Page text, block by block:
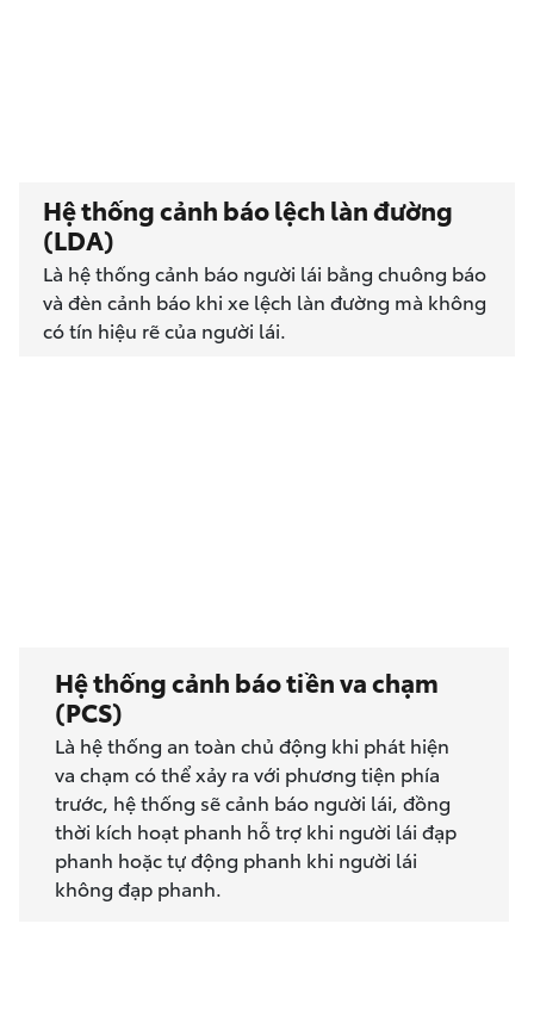
Hệ thống cảnh báo lệch làn đường
(LDA)
Là hệ thống cảnh báo người lái bằng chuông báo
và đèn cảnh báo khi xe lệch làn đường mà không
có tín hiệu rẽ của người lái.
Hệ thống cảnh báo tiền va chạm
(PCS)
Là hệ thống an toàn chủ động khi phát hiện
va chạm có thể xảy ra với phương tiện phía
trước, hệ thống sẽ cảnh báo người lái, đồng
thời kích hoạt phanh hỗ trợ khi người lái đạp
phanh hoặc tự động phanh khi người lái
không đạp phanh.